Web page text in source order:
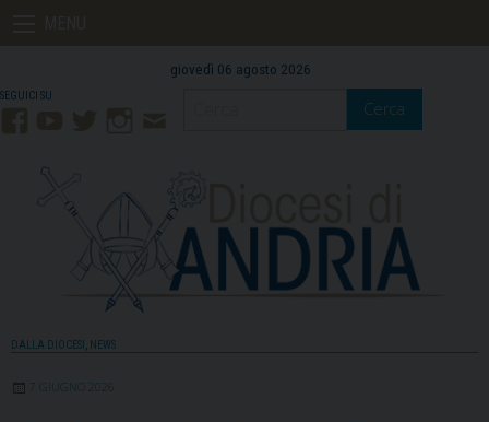
giovedì 06 agosto 2026
Mail
Cerca
DALLA DIOCESI , NEWS
7 GIUGNO 2026